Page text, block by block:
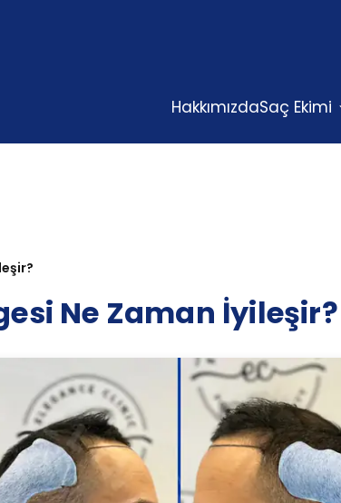
HakkımızdaSaç Ekimi
Ne Zaman İyileşir?